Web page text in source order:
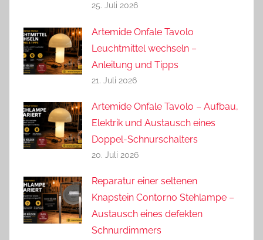
25. Juli 2026
Artemide Onfale Tavolo
Leuchtmittel wechseln –
Anleitung und Tipps
21. Juli 2026
Artemide Onfale Tavolo – Aufbau,
Elektrik und Austausch eines
Doppel-Schnurschalters
20. Juli 2026
Reparatur einer seltenen
Knapstein Contorno Stehlampe –
Austausch eines defekten
Schnurdimmers